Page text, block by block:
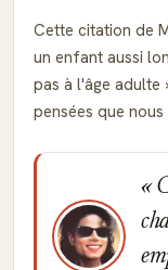
Cette citation de
un enfant aussi
pas à l'âge adulte
pensées que